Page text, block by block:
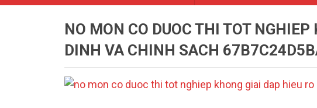
NO MON CO DUOC THI TOT
DINH VA CHINH SACH